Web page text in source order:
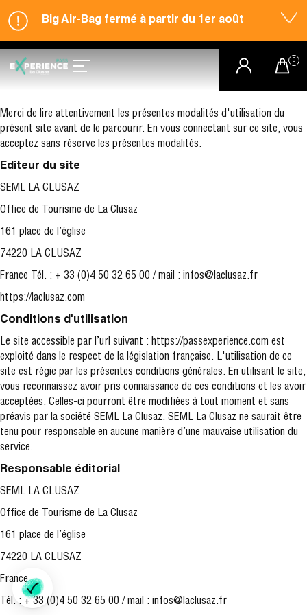
Big Air-Bag fermé à partir du 1er août
Merci de lire attentivement les présentes modalités d'utilisation du
présent site avant de le parcourir. En vous connectant sur ce site, vous
acceptez sans réserve les présentes modalités.
Editeur du site
SEML LA CLUSAZ
Office de Tourisme de La Clusaz
161 place de l’église
74220 LA CLUSAZ
France Tél. : + 33 (0)4 50 32 65 00 / mail : infos@laclusaz.fr
https://laclusaz.com
Conditions d'utilisation
Le site accessible par l’url suivant : https://passexperience.com est
exploité dans le respect de la législation française. L'utilisation de ce
site est régie par les présentes conditions générales. En utilisant le site,
vous reconnaissez avoir pris connaissance de ces conditions et les avoir
acceptées. Celles-ci pourront être modifiées à tout moment et sans
préavis par la société SEML La Clusaz. SEML La Clusaz ne saurait être
tenu pour responsable en aucune manière d’une mauvaise utilisation du
service.
Responsable éditorial
SEML LA CLUSAZ
Office de Tourisme de La Clusaz
161 place de l’église
74220 LA CLUSAZ
France
Tél. : + 33 (0)4 50 32 65 00 / mail : infos@laclusaz.fr